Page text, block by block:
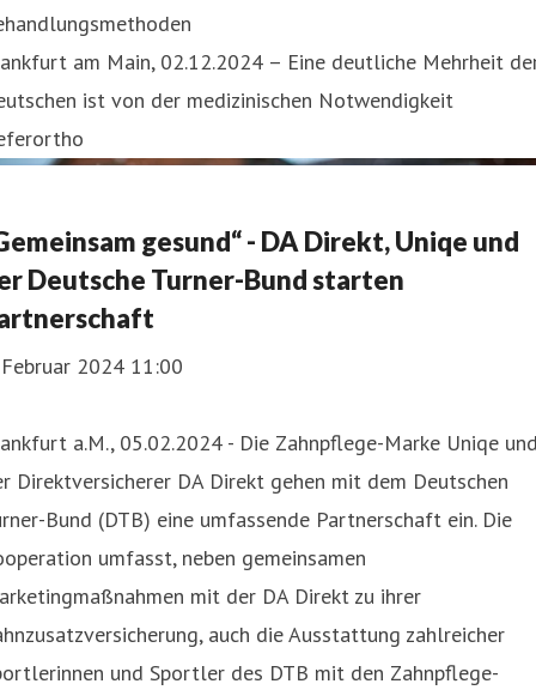
am Main, 02.12.2024 – Eine deutliche Mehrheit
ist von der medizinischen Notwendigkeit
gesund“ - DA Direkt, Uniqe und
Deutsche Turner-Bund starten
2024 11:00
a.M., 05.02.2024 - Die Zahnpflege-Marke Uniqe
Direktversicherer DA Direkt gehen mit dem Deutschen
Bund (DTB) eine umfassende Partnerschaft ein. Die
umfasst, neben gemeinsamen
mit der DA Direkt zu ihrer
auch die Ausstattung zahlreicher
und Sportler des DTB mit den Zahnpflege-